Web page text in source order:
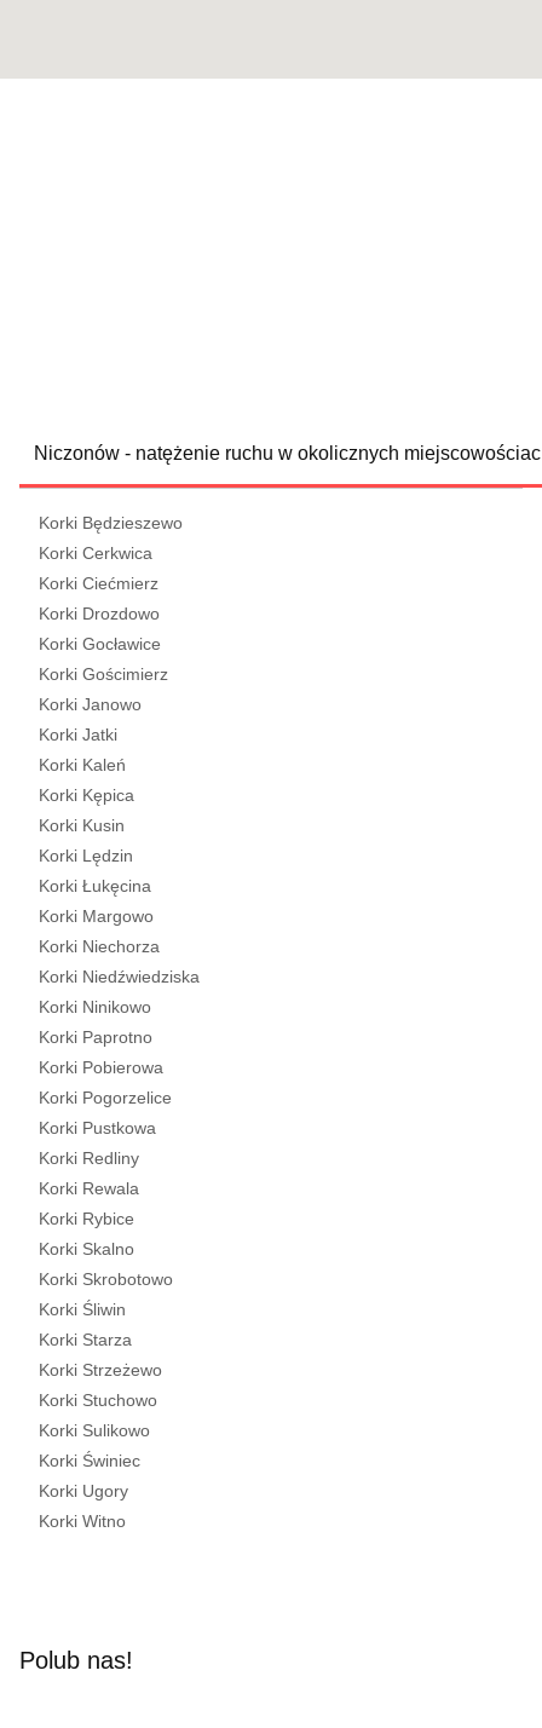
Niczonów - natężenie ruchu w okolicznych
Korki Będzieszewo
Korki Cerkwica
Korki Ciećmierz
Korki Drozdowo
Korki Gocławice
Korki Gościmierz
Korki Janowo
Korki Jatki
Korki Kaleń
Korki Kępica
Korki Kusin
Korki Lędzin
Korki Łukęcina
Korki Margowo
Korki Niechorza
Korki Niedźwiedziska
Korki Ninikowo
Korki Paprotno
Korki Pobierowa
Korki Pogorzelice
Korki Pustkowa
Korki Redliny
Korki Rewala
Korki Rybice
Korki Skalno
Korki Skrobotowo
Korki Śliwin
Korki Starza
Korki Strzeżewo
Korki Stuchowo
Korki Sulikowo
Korki Świniec
Korki Ugory
Korki Witno
Polub nas!